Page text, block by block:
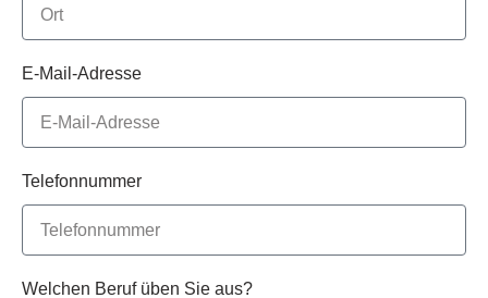
E-Mail-Adresse
Telefonnummer
Welchen Beruf üben Sie aus?